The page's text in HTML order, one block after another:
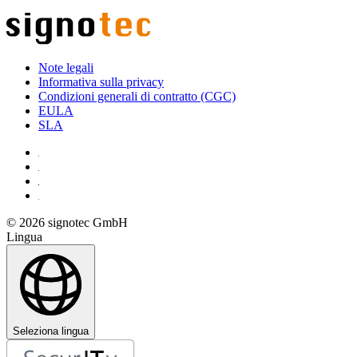
Note legali
Informativa sulla privacy
Condizioni generali di contratto (CGC)
EULA
SLA
© 2026 signotec GmbH
Lingua
Seleziona lingua